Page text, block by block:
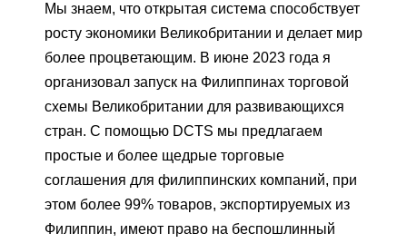
Мы знаем, что открытая система способствует
росту экономики Великобритании и делает мир
более процветающим. В июне 2023 года я
организовал запуск на Филиппинах торговой
схемы Великобритании для развивающихся
стран. С помощью DCTS мы предлагаем
простые и более щедрые торговые
соглашения для филиппинских компаний, при
этом более 99% товаров, экспортируемых из
Филиппин, имеют право на беспошлинный